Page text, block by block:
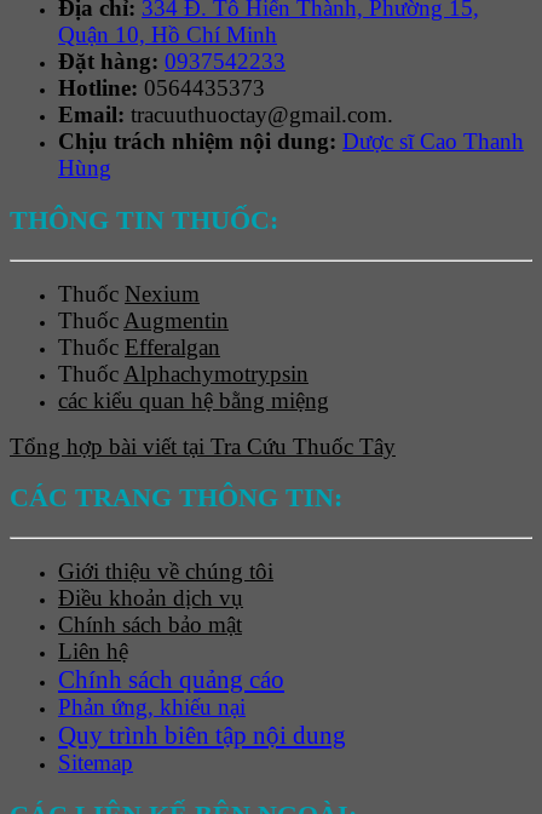
Địa chỉ: 334 Đ. Tô Hiến Thành, Phường 15,
Quận 10, Hồ Chí Minh
Đặt hàng: 0937542233
Hotline: 0564435373
Email: tracuuthuoctay@gmail.com.
Chịu trách nhiệm nội dung: Dược sĩ Cao Thanh
Hùng
THÔNG TIN THUỐC:
Thuốc Nexium
Thuốc Augmentin
Thuốc Efferalgan
Thuốc Alphachymotrypsin
các kiểu quan hệ bằng miệng
Tổng hợp bài viết tại Tra Cứu Thuốc Tây
CÁC TRANG THÔNG TIN:
Giới thiệu về chúng tôi
Điều khoản dịch vụ
Chính sách bảo mật
Liên hệ
Chính sách quảng cáo
Phản ứng, khiếu nại
Quy trình biên tập nội dung
Sitemap